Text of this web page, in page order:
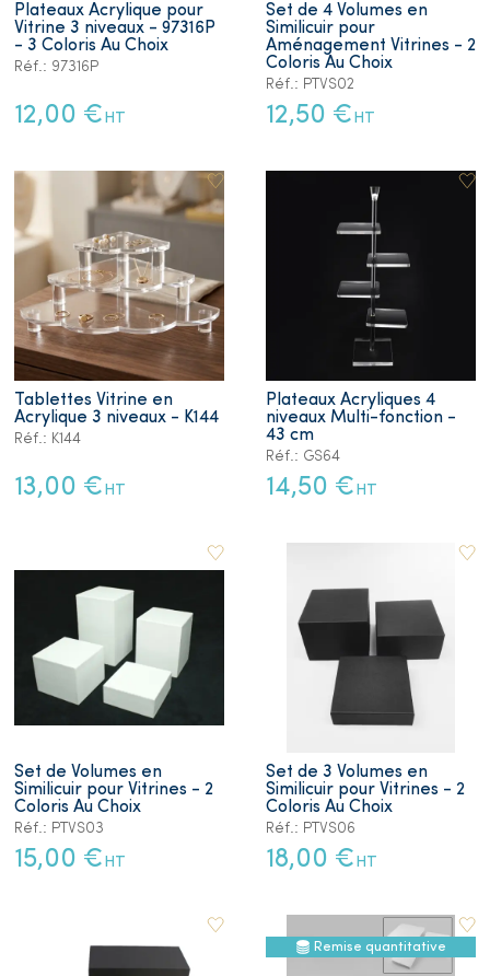
Plateaux Acrylique pour
Vitrine 3 niveaux - 97316P
- 3 Coloris Au Choix
Réf.: 97316P
12,00 € HT
Set de 4 Volumes en
Similicuir pour
Aménagement Vitrines - 2
Coloris Au Choix
Réf.: PTVS02
12,50 € HT
Tablettes Vitrine en
Acrylique 3 niveaux - K144
Réf.: K144
13,00 € HT
Plateaux Acryliques 4
niveaux Multi-fonction -
43 cm
Réf.: GS64
14,50 € HT
Set de Volumes en
Similicuir pour Vitrines - 2
Coloris Au Choix
Réf.: PTVS03
15,00 € HT
Set de 3 Volumes en
Similicuir pour Vitrines - 2
Coloris Au Choix
Réf.: PTVS06
18,00 € HT
Remise quantitative